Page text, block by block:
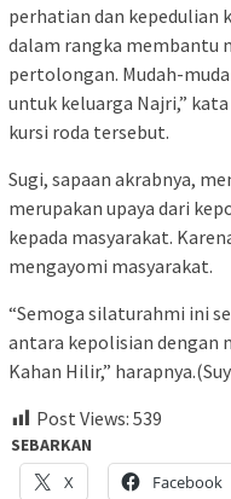
perhatian dan kepedulian
dalam rangka membantu
pertolongan. Mudah-
untuk keluarga Najri,”
kursi roda tersebut.
Sugi, sapaan akrabnya,
merupakan upaya dari
kepada masyarakat.
mengayomi masyarakat.
“Semoga silaturahmi ini
antara kepolisian dengan
Kahan Hilir,”
Post Views: 539
SEBARKAN
X
Facebook